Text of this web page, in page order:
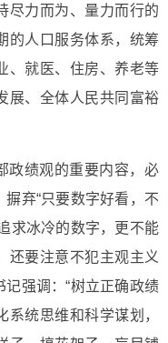
尽力而为、量力而行的
的人口服务体系，统筹
、就医、住房、养老等
展、全体人民共同富裕
政绩观的重要内容，必
弃“只要数字好看，不
求冰冷的数字，更不能
还要注意不犯主观主义
强调：“树立正确政绩
统思维和科学谋划，